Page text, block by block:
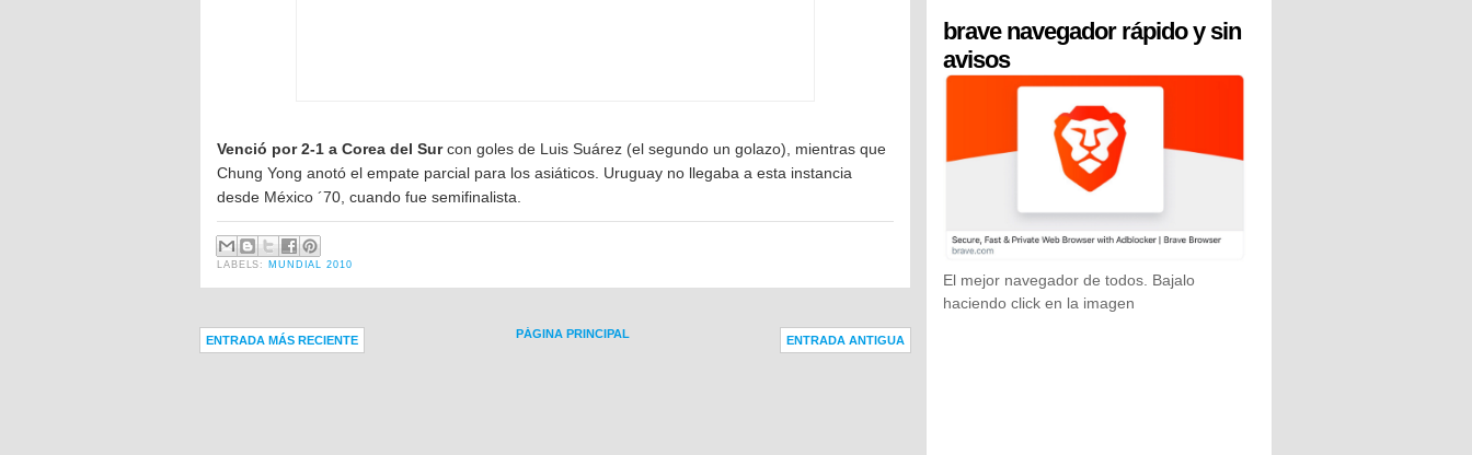
Venció por 2-1 a Corea del Surcon goles de Luis Suárez (el segundo un golazo), mientras que
Chung Yong anotó el empate parcial para los asiáticos. Uruguay no llegaba a esta instancia
desde México ´70, cuando fue semifinalista.
LABELS: MUNDIAL 2010
ENTRADA MÁS RECIENTE ENTRADA ANTIGUA
PÁGINA PRINCIPAL
brave navegador rápido y sin
avisos
El mejor navegador de todos. Bajalo
haciendo click en la imagen